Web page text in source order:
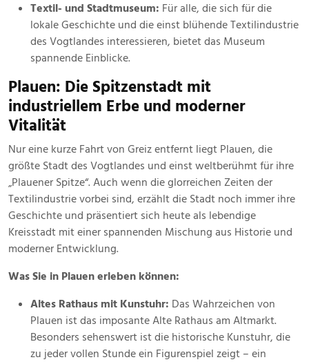
Textil- und Stadtmuseum: Für alle, die sich für die
lokale Geschichte und die einst blühende Textilindustrie
des Vogtlandes interessieren, bietet das Museum
spannende Einblicke.
Plauen: Die Spitzenstadt mit
industriellem Erbe und moderner
Vitalität
Nur eine kurze Fahrt von Greiz entfernt liegt Plauen, die
größte Stadt des Vogtlandes und einst weltberühmt für ihre
„Plauener Spitze“. Auch wenn die glorreichen Zeiten der
Textilindustrie vorbei sind, erzählt die Stadt noch immer ihre
Geschichte und präsentiert sich heute als lebendige
Kreisstadt mit einer spannenden Mischung aus Historie und
moderner Entwicklung.
Was Sie in Plauen erleben können:
Altes Rathaus mit Kunstuhr: Das Wahrzeichen von
Plauen ist das imposante Alte Rathaus am Altmarkt.
Besonders sehenswert ist die historische Kunstuhr, die
zu jeder vollen Stunde ein Figurenspiel zeigt – ein